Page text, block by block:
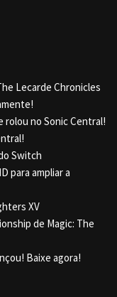
Lecarde Chronicles
rolou no Sonic Central!
Switch
para ampliar a
XV
de Magic: The
Baixe agora!